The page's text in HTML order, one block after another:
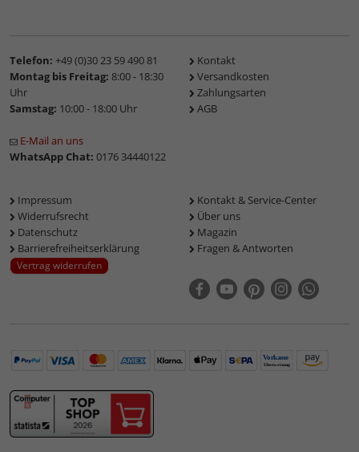
Telefon: +49 (0)30 23 59 490 81
Montag bis Freitag: 8:00 - 18:30
Uhr
Samstag: 10:00 - 18:00 Uhr
E-Mail an uns
WhatsApp Chat: 0176 34440122
Kontakt
Versandkosten
Zahlungsarten
AGB
Impressum
Widerrufsrecht
Datenschutz
Barrierefreiheitserklärung
Vertrag widerrufen
Kontakt & Service-Center
Über uns
Magazin
Fragen & Antworten